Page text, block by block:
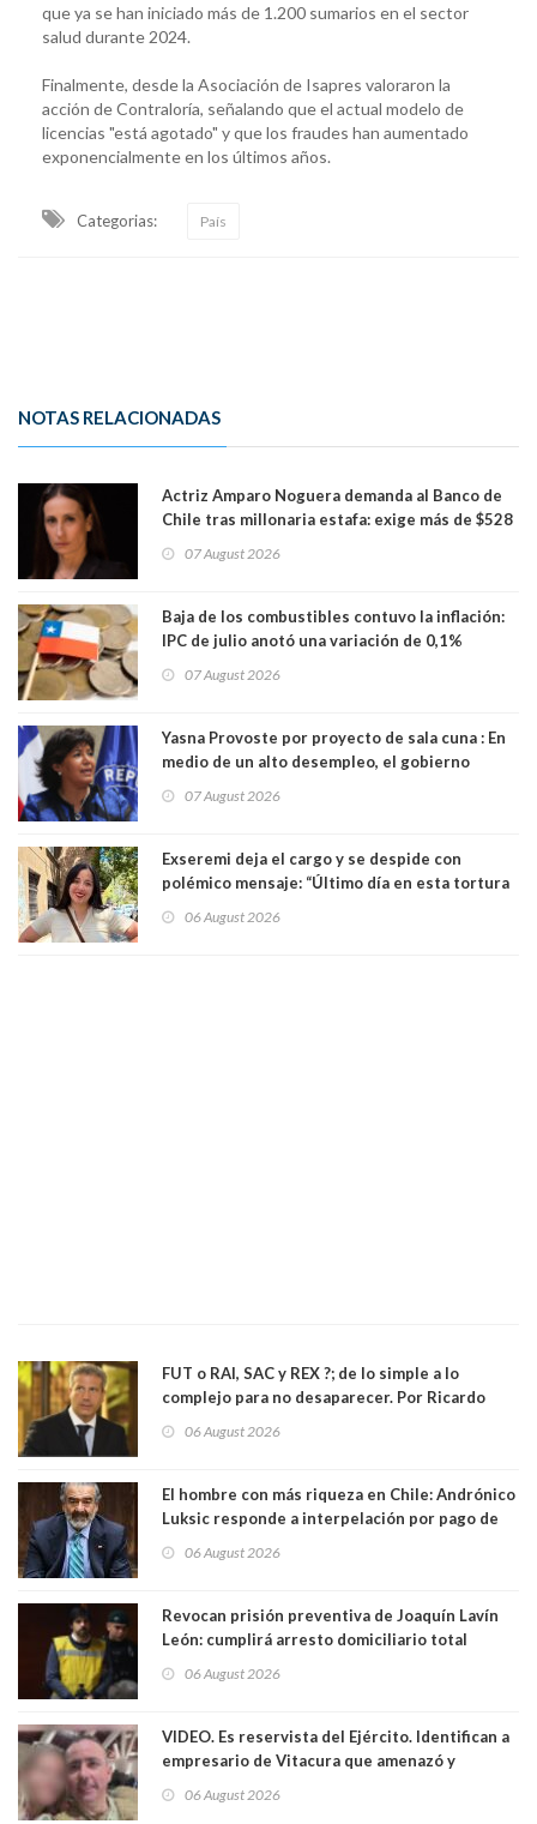
que ya se han iniciado más de 1.200 sumarios en el sector
salud durante 2024.
Finalmente, desde la Asociación de Isapres valoraron la
acción de Contraloría, señalando que el actual modelo de
licencias "está agotado" y que los fraudes han aumentado
exponencialmente en los últimos años.
Categorias: País
NOTAS RELACIONADAS
Actriz Amparo Noguera demanda al Banco de
Chile tras millonaria estafa: exige más de $528
07 August 2026
Baja de los combustibles contuvo la inflación:
IPC de julio anotó una variación de 0,1%
07 August 2026
Yasna Provoste por proyecto de sala cuna : En
medio de un alto desempleo, el gobierno
07 August 2026
Exseremi deja el cargo y se despide con
polémico mensaje: “Último día en esta tortura
06 August 2026
FUT o RAI, SAC y REX ?; de lo simple a lo
complejo para no desaparecer. Por Ricardo
06 August 2026
El hombre con más riqueza en Chile: Andrónico
Luksic responde a interpelación por pago de
día que me muera”
06 August 2026
Revocan prisión preventiva de Joaquín Lavín
León: cumplirá arresto domiciliario total
06 August 2026
VIDEO. Es reservista del Ejército. Identifican a
empresario de Vitacura que amenazó y
al "ring raja". Se trata de Andrés Arrieta y la
06 August 2026